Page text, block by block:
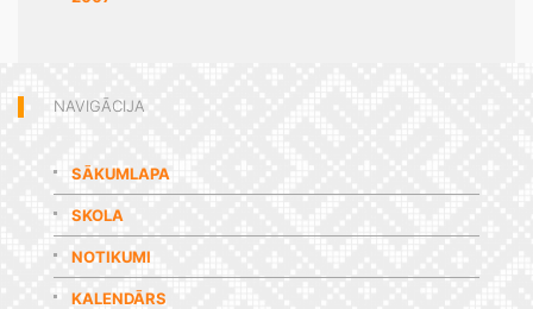
NAVIGĀCIJA
SĀKUMLAPA
SKOLA
NOTIKUMI
KALENDĀRS